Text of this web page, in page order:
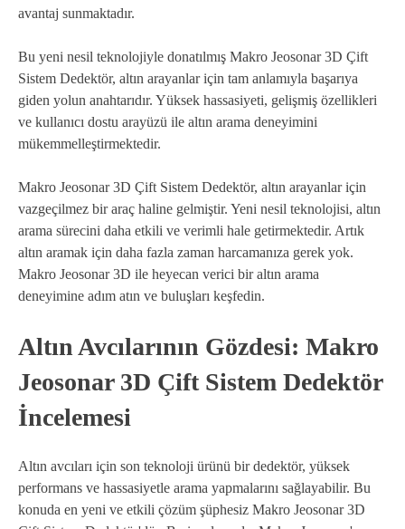
avantaj sunmaktadır.
Bu yeni nesil teknolojiyle donatılmış Makro Jeosonar 3D Çift
Sistem Dedektör, altın arayanlar için tam anlamıyla başarıya
giden yolun anahtarıdır. Yüksek hassasiyeti, gelişmiş özellikleri
ve kullanıcı dostu arayüzü ile altın arama deneyimini
mükemmelleştirmektedir.
Makro Jeosonar 3D Çift Sistem Dedektör, altın arayanlar için
vazgeçilmez bir araç haline gelmiştir. Yeni nesil teknolojisi, altın
arama sürecini daha etkili ve verimli hale getirmektedir. Artık
altın aramak için daha fazla zaman harcamanıza gerek yok.
Makro Jeosonar 3D ile heyecan verici bir altın arama
deneyimine adım atın ve buluşları keşfedin.
Altın Avcılarının Gözdesi: Makro
Jeosonar 3D Çift Sistem Dedektör
İncelemesi
Altın avcıları için son teknoloji ürünü bir dedektör, yüksek
performans ve hassasiyetle arama yapmalarını sağlayabilir. Bu
konuda en yeni ve etkili çözüm şüphesiz Makro Jeosonar 3D